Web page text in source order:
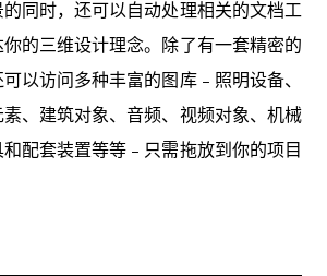
同时，还可以自动处理相关的文档工
的三维设计理念。除了有一套精密的
以访问多种丰富的图库﹣照明设备、
、建筑对象、音频、视频对象、机械
配套装置等等﹣只需拖放到你的项目